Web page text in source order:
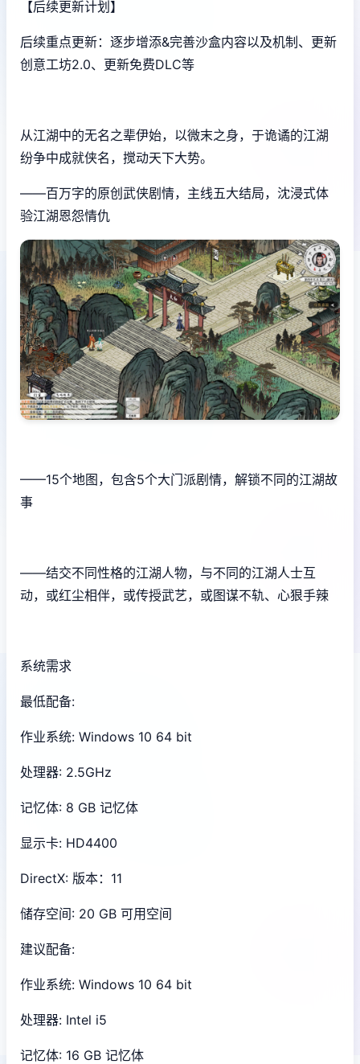
【后续更新计划】
后续重点更新：逐步增添&完善沙盒内容以及机制、更新
创意工坊2.0、更新免费DLC等
从江湖中的无名之辈伊始，以微末之身，于诡谲的江湖
纷争中成就侠名，搅动天下大势。
——百万字的原创武侠剧情，主线五大结局，沈浸式体
验江湖恩怨情仇
——15个地图，包含5个大门派剧情，解锁不同的江湖故
事
——结交不同性格的江湖人物，与不同的江湖人士互
动，或红尘相伴，或传授武艺，或图谋不轨、心狠手辣
系统需求
最低配备:
作业系统: Windows 10 64 bit
处理器: 2.5GHz
记忆体: 8 GB 记忆体
显示卡: HD4400
DirectX: 版本：11
储存空间: 20 GB 可用空间
建议配备:
作业系统: Windows 10 64 bit
处理器: Intel i5
记忆体: 16 GB 记忆体